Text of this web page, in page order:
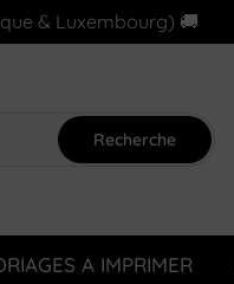
& Luxembourg) 🚚
Recherche
A IMPRIMER